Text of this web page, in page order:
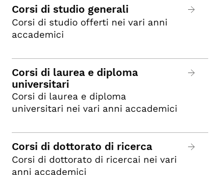
Corsi di studio generali
Corsi di studio offerti nei vari anni
accademici
Corsi di laurea e diploma
universitari
Corsi di laurea e diploma
universitari nei vari anni accademici
Corsi di dottorato di ricerca
Corsi di dottorato di ricercai nei vari
anni accademici